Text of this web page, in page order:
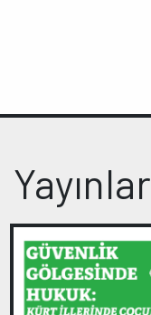
Yayınlar